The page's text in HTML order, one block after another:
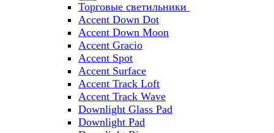
Торговые светильники
Accent Down Dot
Accent Down Moon
Accent Gracio
Accent Spot
Accent Surface
Accent Track Loft
Accent Track Wave
Downlight Glass Pad
Downlight Pad